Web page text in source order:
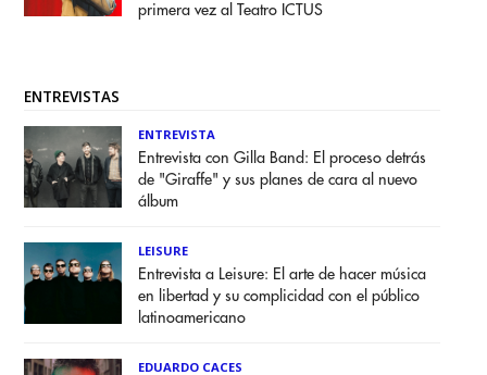
primera vez al Teatro ICTUS
ENTREVISTAS
ENTREVISTA
Entrevista con Gilla Band: El proceso detrás
de "Giraffe" y sus planes de cara al nuevo
álbum
LEISURE
Entrevista a Leisure: El arte de hacer música
en libertad y su complicidad con el público
latinoamericano
EDUARDO CACES